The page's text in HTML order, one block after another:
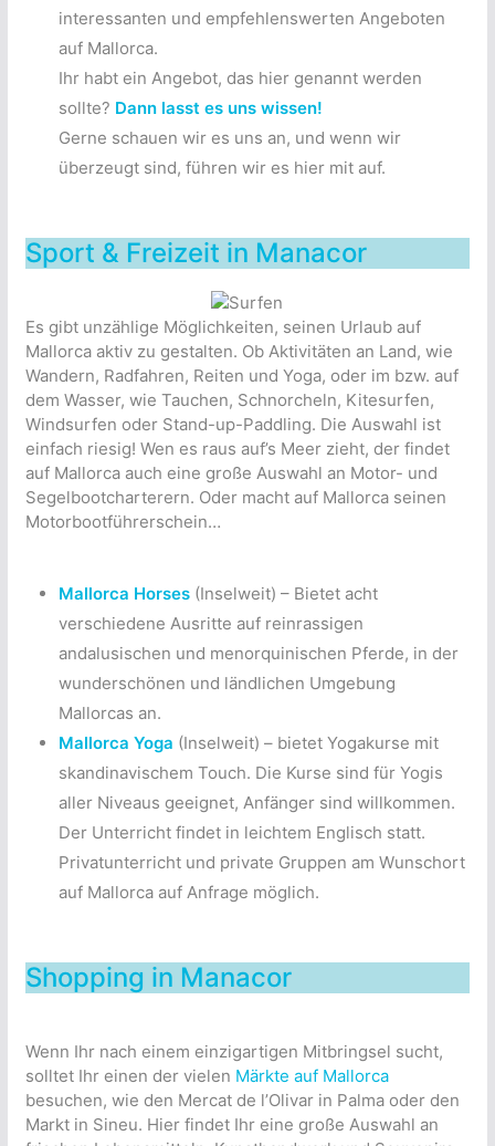
interessanten und empfehlenswerten Angeboten
auf Mallorca.
Ihr habt ein Angebot, das hier genannt werden
sollte? Dann lasst es uns wissen!
Gerne schauen wir es uns an, und wenn wir
überzeugt sind, führen wir es hier mit auf.
Sport & Freizeit in Manacor
Es gibt unzählige Möglichkeiten, seinen Urlaub auf
Mallorca aktiv zu gestalten. Ob Aktivitäten an Land, wie
Wandern, Radfahren, Reiten und Yoga, oder im bzw. auf
dem Wasser, wie Tauchen, Schnorcheln, Kitesurfen,
Windsurfen oder Stand-up-Paddling. Die Auswahl ist
einfach riesig! Wen es raus auf’s Meer zieht, der findet
auf Mallorca auch eine große Auswahl an Motor- und
Segelbootcharterern. Oder macht auf Mallorca seinen
Motorbootführerschein…
Mallorca Horses(Inselweit) – Bietet acht
verschiedene Ausritte auf reinrassigen
andalusischen und menorquinischen Pferde, in der
wunderschönen und ländlichen Umgebung
Mallorcas an.
Mallorca Yoga (Inselweit) – bietet Yogakurse mit
skandinavischem Touch. Die Kurse sind für Yogis
aller Niveaus geeignet, Anfänger sind willkommen.
Der Unterricht findet in leichtem Englisch statt.
Privatunterricht und private Gruppen am Wunschort
auf Mallorca auf Anfrage möglich.
Shopping in Manacor
Wenn Ihr nach einem einzigartigen Mitbringsel sucht,
solltet Ihr einen der vielen Märkte auf Mallorca
besuchen, wie den Mercat de l’Olivar in Palma oder den
Markt in Sineu. Hier findet Ihr eine große Auswahl an